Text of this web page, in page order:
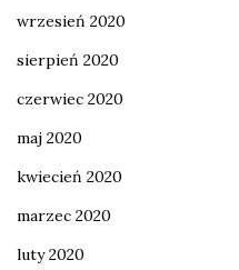
wrzesień 2020
sierpień 2020
czerwiec 2020
maj 2020
kwiecień 2020
marzec 2020
luty 2020